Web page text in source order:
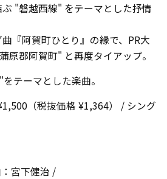
"磐越西線" をテーマとした抒情
『阿賀町ひとり』の縁で、PR大
原郡阿賀町" と再度タイアップ。
テーマとした楽曲。
（税抜価格 ¥1,364） / シング
宮下健治 /